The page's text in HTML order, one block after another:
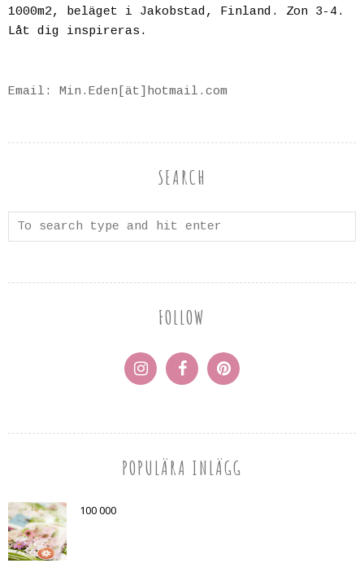
1000m2, beläget i Jakobstad, Finland. Zon 3-4.
Låt dig inspireras.
Email: Min.Eden[ät]hotmail.com
SEARCH
FOLLOW
POPULÄRA INLÄGG
100 000